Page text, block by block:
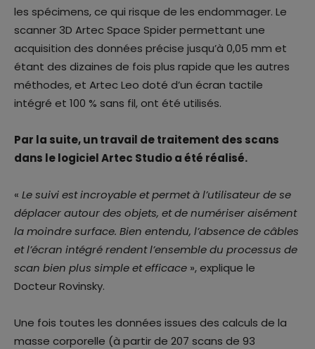
les spécimens, ce qui risque de les endommager. Le
scanner 3D Artec Space Spider permettant une
acquisition des données précise jusqu’à 0,05 mm et
étant des dizaines de fois plus rapide que les autres
méthodes, et Artec Leo doté d’un écran tactile
intégré et 100 % sans fil, ont été utilisés.
Par la suite, un travail de traitement des scans
dans le logiciel Artec Studio a été réalisé.
« Le suivi est incroyable et permet à l’utilisateur de se
déplacer autour des objets, et de numériser aisément
la moindre surface. Bien entendu, l’absence de câbles
et l’écran intégré rendent l’ensemble du processus de
scan bien plus simple et efficace », explique le
Docteur Rovinsky.
Une fois toutes les données issues des calculs de la
masse corporelle (à partir de 207 scans de 93